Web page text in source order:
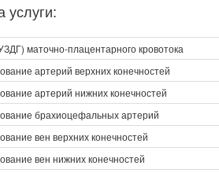
услуги:
маточно-плацентарного кровотока
артерий верхних конечностей
артерий нижних конечностей
брахиоцефальных артерий
вен верхних конечностей
вен нижних конечностей